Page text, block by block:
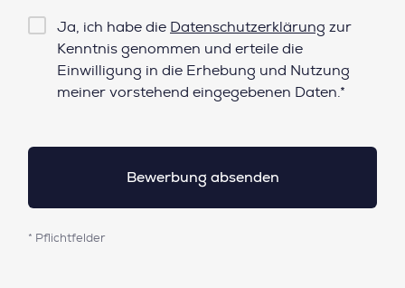
Checkbox
Datenschutz*
Ja, ich habe die Datenschutzerklärung zur
Kenntnis genommen und erteile die
Einwilligung in die Erhebung und Nutzung
meiner vorstehend eingegebenen Daten.*
* Pflichtfelder